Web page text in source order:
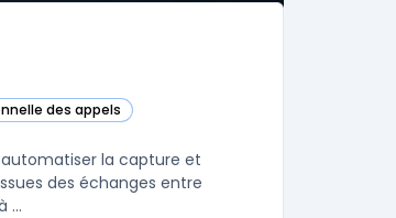
des appels
la capture et
des échanges entre
équipes revenue et acheteurs, afin de fournir des insights factuels sur les actions à ...